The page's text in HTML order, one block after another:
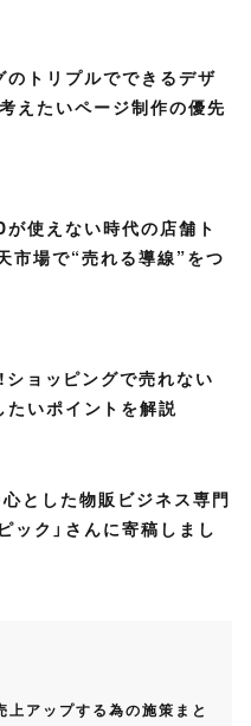
トリプルでできるデザ
えたいページ制作の優先
が使えない時代の店舗ト
市場で“売れる導線”をつ
ョッピングで売れない
たいポイントを解説
心とした物販ビジネス専門
ック」さんに寄稿しまし
アップする為の施策まと